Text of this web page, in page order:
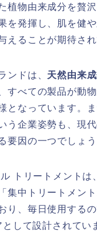
植物由来成分を贅
を発揮し、肌を健
えることが期待され
ンドは、 天然由来
すべての製品が動
となっています。
う企業姿勢も、現
要因の一つでしょう
トリートメントは
集中トリートメン
り、毎日使用する
して設計されてい